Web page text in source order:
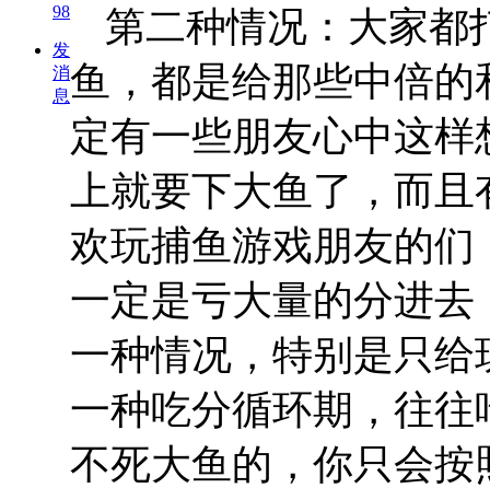
98
发
消
息
第二种情况：大家都
鱼，都是给那些中倍
定有一些朋友心中这
上就要下大鱼了，而
欢玩捕鱼游戏朋友的
一定是亏大量的分进
一种情况，特别是只
一种吃分循环期，往
不死大鱼的，你只会